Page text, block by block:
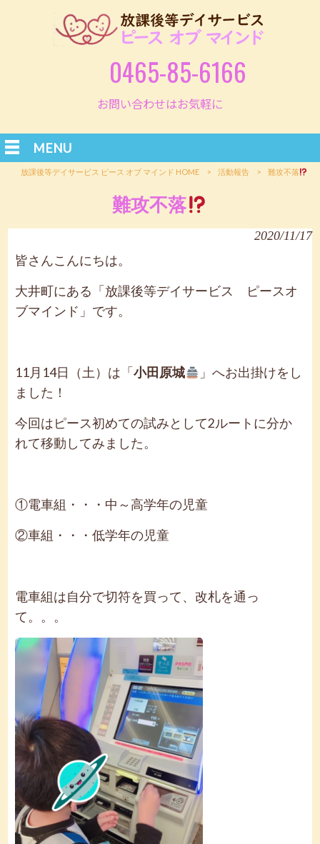
0465-85-6166
お問い合わせはお気軽に
MENU
放課後等デイサービス ピース オブ マインド HOME > 活動報告 > 難攻不落
難攻不落
2020/11/17
皆さんこんにちは。
大井町にある「放課後等デイサービス ピースオ
ブマインド」です。
11月14日（土）は「小田原城
」へお出掛けをし
ました！
今回はピース初めての試みとして2ルートに分か
れて移動してみました。
①電車組・・・中～高学年の児童
②車組・・・低学年の児童
電車組は自分で切符を買って、改札を通っ
て。。。